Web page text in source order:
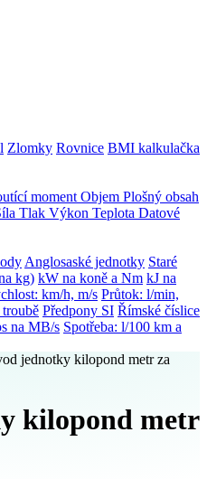
Zlomky Rovnice BMI kalkulačka
moment Objem Plošný obsah
Tlak Výkon Teplota Datové
Anglosaské jednotky Staré
kg) kW na koně a Nm kJ na
km/h, m/s Průtok: l/min,
Předpony SI Římské číslice
na MB/s Spotřeba: l/100 km a
jednotky kilopond metr za
kilopond metr